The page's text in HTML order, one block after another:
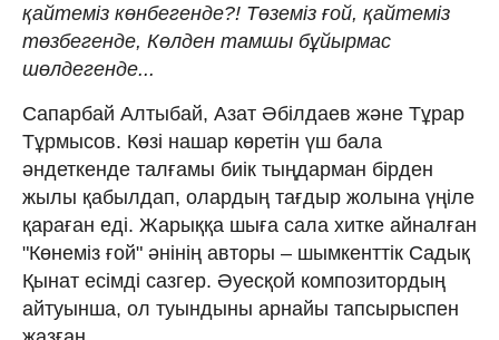
қайтеміз көнбегенде?! Төземіз ғой, қайтеміз
төзбегенде, Көлден тамшы бұйырмас
шөлдегенде...
Сапарбай Алтыбай, Азат Әбілдаев және Тұрар
Тұрмысов. Көзі нашар көретін үш бала
әндеткенде талғамы биік тыңдарман бірден
жылы қабылдап, олардың тағдыр жолына үңіле
қараған еді. Жарыққа шыға сала хитке айналған
"Көнеміз ғой" әнінің авторы – шымкенттік Садық
Қынат есімді сазгер. Әуесқой композитордың
айтуынша, ол туындыны арнайы тапсырыспен